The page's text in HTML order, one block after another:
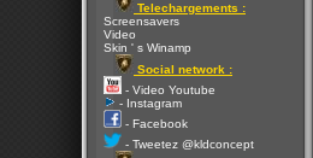
Telechargements :
Screensavers
Video
Skin ' s Winamp
Social network :
- Video Youtube
- Instagram
- Facebook
- Tweetez @kldconcept